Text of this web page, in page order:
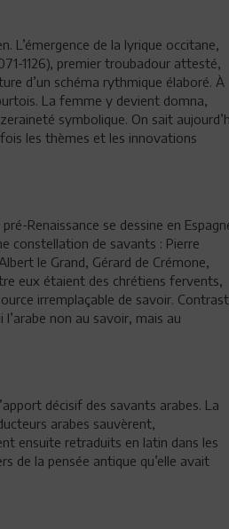
L’émergence de la lyrique occitane,
1126), premier troubadour attesté,
d’un schéma rythmique élaboré. À
La femme y devient domna,
symbolique. On sait
les thèmes et les innovations
Renaissance se dessine en
constellation de savants : Pierre
le Grand, Gérard de Crémone,
eux étaient des chrétiens fervents,
irremplaçable de savoir.
non au savoir, mais au
décisif des savants arabes. La
arabes sauvèrent,
ensuite retraduits en latin dans les
de la pensée antique qu’elle avait